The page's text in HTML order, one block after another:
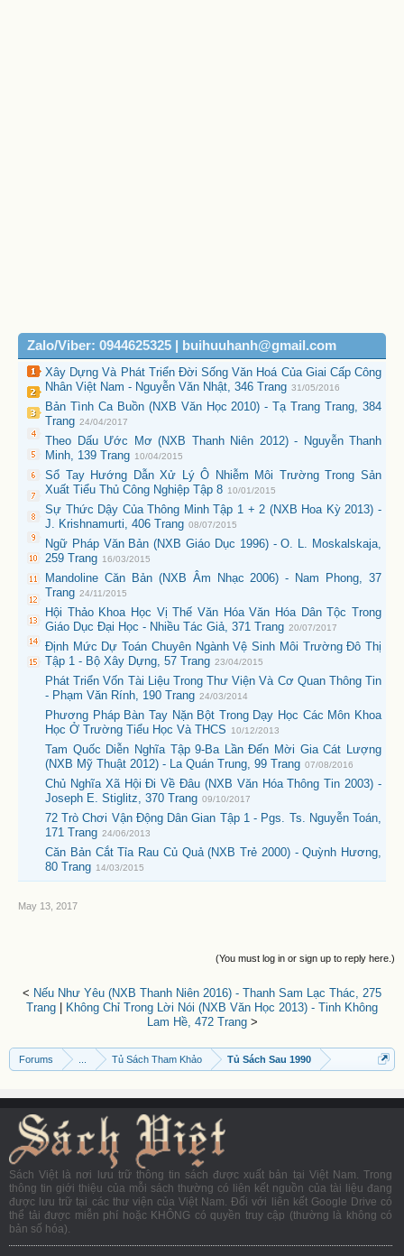
Zalo/Viber: 0944625325 | buihuuhanh@gmail.com
Xây Dựng Và Phát Triển Đời Sống Văn Hoá Của Giai Cấp Công
Nhân Việt Nam - Nguyễn Văn Nhật, 346 Trang 31/05/2016
Bản Tình Ca Buồn (NXB Văn Học 2010) - Tạ Trang Trang, 384
Trang 24/04/2017
Theo Dấu Ước Mơ (NXB Thanh Niên 2012) - Nguyễn Thanh
Minh, 139 Trang 10/04/2015
Sổ Tay Hướng Dẫn Xử Lý Ô Nhiễm Môi Trường Trong Sản
Xuất Tiểu Thủ Công Nghiệp Tập 8 10/01/2015
Sự Thức Dậy Của Thông Minh Tập 1 + 2 (NXB Hoa Kỳ 2013) -
J. Krishnamurti, 406 Trang 08/07/2015
Ngữ Pháp Văn Bản (NXB Giáo Dục 1996) - O. L. Moskalskaja,
259 Trang 16/03/2015
Mandoline Căn Bản (NXB Âm Nhạc 2006) - Nam Phong, 37
Trang 24/11/2015
Hội Thảo Khoa Học Vị Thế Văn Hóa Văn Hóa Dân Tộc Trong
Giáo Dục Đại Học - Nhiều Tác Giả, 371 Trang 20/07/2017
Định Mức Dự Toán Chuyên Ngành Vệ Sinh Môi Trường Đô Thị
Tập 1 - Bộ Xây Dựng, 57 Trang 23/04/2015
Phát Triển Vốn Tài Liệu Trong Thư Viện Và Cơ Quan Thông Tin
- Phạm Văn Rính, 190 Trang 24/03/2014
Phương Pháp Bàn Tay Nặn Bột Trong Dạy Học Các Môn Khoa
Học Ở Trường Tiểu Học Và THCS
10/12/2013
Tam Quốc Diễn Nghĩa Tập 9-Ba Lần Đến Mời Gia Cát Lượng
(NXB Mỹ Thuật 2012) - La Quán Trung, 99 Trang 07/08/2016
Chủ Nghĩa Xã Hội Đi Về Đâu (NXB Văn Hóa Thông Tin 2003) -
Joseph E. Stiglitz, 370 Trang 09/10/2017
72 Trò Chơi Vận Động Dân Gian Tập 1 - Pgs. Ts. Nguyễn Toán,
171 Trang 24/06/2013
Căn Bản Cắt Tỉa Rau Củ Quả (NXB Trẻ 2000) - Quỳnh Hương,
80 Trang 14/03/2015
May 13, 2017
(You must log in or sign up to reply here.)
< Nếu Như Yêu (NXB Thanh Niên 2016) - Thanh Sam Lạc Thác, 275
Trang
Không Chỉ Trong Lời Nói (NXB Văn Học 2013) - Tinh Không
Lam Hề, 472 Trang>
Forums Tủ Sách Tham Khảo Tủ Sách Sau 1990
Sách Việt là nơi lưu trữ thông tin sách được xuất bản tại Việt Nam. Trong
thông tin giới thiệu của mỗi sách thường có liên kết nguồn của tài liệu đang
được lưu trữ tại các thư viện của Việt Nam. Đối với liên kết Google Drive có
thể tải được miễn phí hoặc KHÔNG có quyền truy cập (thường là không có
bản số hóa).